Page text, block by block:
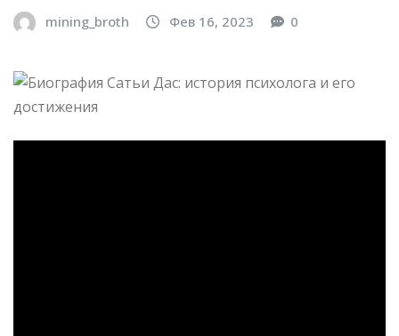
mining_broth Фев 16, 2023 0